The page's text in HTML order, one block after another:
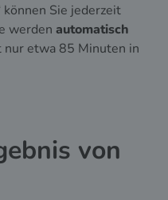
können Sie jederzeit
werden automatisch
nur etwa 85 Minuten in
von